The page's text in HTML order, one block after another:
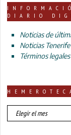
DIARIO
Noticias de
Noticias
Términos legales
HEMEROTECA
DE